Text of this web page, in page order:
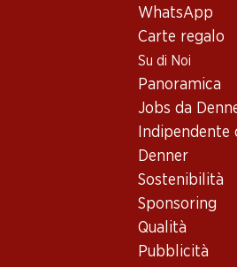
WhatsApp
Carte regalo
Su di Noi
Panoramica
Jobs da
Indipendente
Denner
Sostenibilità
Sponsoring
Qualità
Pubblicità
Buono a sapersi